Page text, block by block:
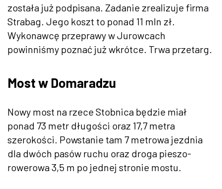
została już podpisana. Zadanie zrealizuje firma
Strabag. Jego koszt to ponad 11 mln zł.
Wykonawcę przeprawy w Jurowcach
powinniśmy poznać już wkrótce. Trwa przetarg.
Most w Domaradzu
Nowy most na rzece Stobnica będzie miał
ponad 73 metr długości oraz 17,7 metra
szerokości. Powstanie tam 7 metrowa jezdnia
dla dwóch pasów ruchu oraz droga pieszo-
rowerowa 3,5 m po jednej stronie mostu.